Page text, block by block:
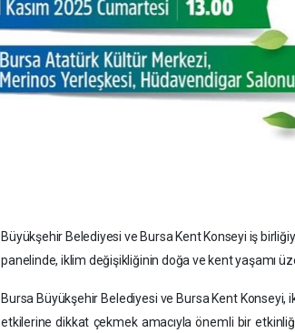
Büyükşehir Belediyesi ve Bursa Kent Konseyi iş
panelinde, iklim değişikliğinin doğa ve kent yaşamı
Bursa Büyükşehir Belediyesi ve Bursa Kent
etkilerine dikkat çekmek amacıyla önemli bir